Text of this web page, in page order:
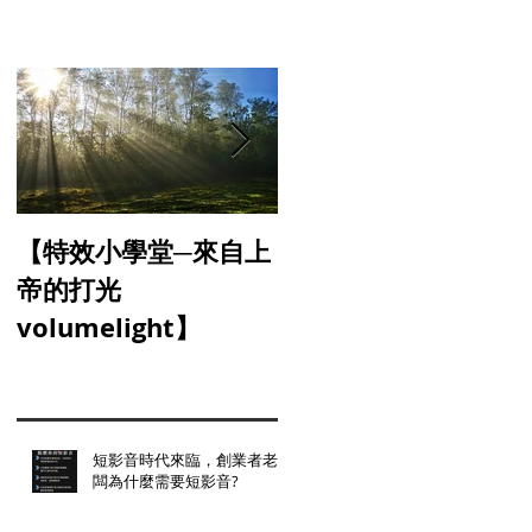
【特效小學堂─來自上
帝的打光
volumelight】
短影音時代來臨，創業者老
闆為什麼需要短影音?